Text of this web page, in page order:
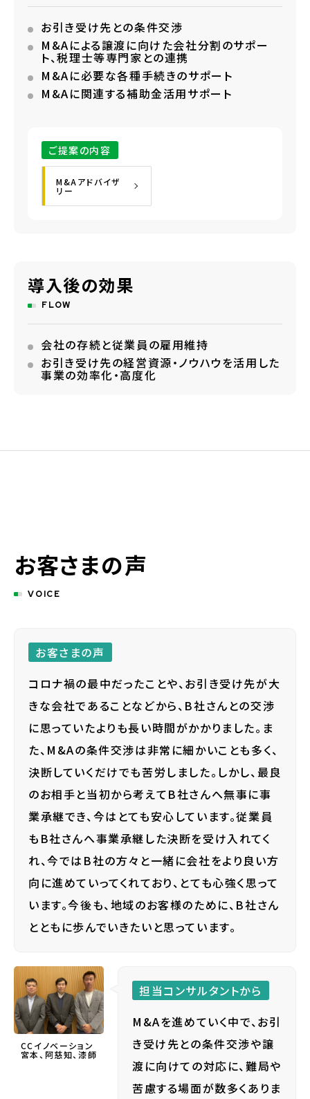
お引き受け先との条件交渉
M&Aによる譲渡に向けた会社分割のサポー
ト、税理士等専門家との連携
M&Aに必要な各種手続きのサポート
M&Aに関連する補助金活用サポート
ご提案の内容
M&Aアドバイザ
リー
導入後の効果
FLOW
会社の存続と従業員の雇用維持
お引き受け先の経営資源・ノウハウを活用した
事業の効率化・高度化
お客さまの声
VOICE
お客さまの声
コロナ禍の最中だったことや、お引き受け先が大
きな会社であることなどから、B社さんとの交渉
に思っていたよりも長い時間がかかりました。ま
た、M&Aの条件交渉は非常に細かいことも多く、
決断していくだけでも苦労しました。しかし、最良
のお相手と当初から考えてB社さんへ無事に事
業承継でき、今はとても安心しています。従業員
もB社さんへ事業承継した決断を受け入れてく
れ、今ではB社の方々と一緒に会社をより良い方
向に進めていってくれており、とても心強く思って
います。今後も、地域のお客様のために、B社さん
とともに歩んでいきたいと思っています。
CCイノベーション
宮本、阿慈知、漆師
担当コンサルタントから
M&Aを進めていく中で、お引
き受け先との条件交渉や譲
渡に向けての対応に、難局や
苦慮する場面が数多くありま